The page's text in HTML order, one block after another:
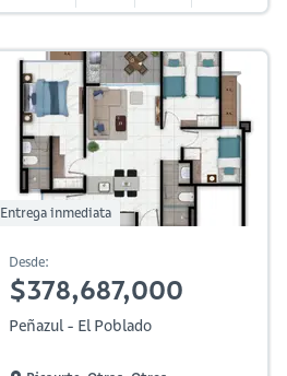
Entrega inmediata
Desde:
$378,687,000
Peñazul - El Poblado